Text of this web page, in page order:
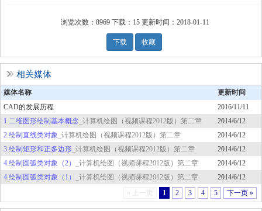
浏览次数： 8969下载： 15更新时间： 2018-01-11
下载 收藏
相关媒体
媒体名称
更新时间
CAD的发展历程
2016/11/11
1.二维图形绘制基本概念 _计算机绘图（视频课程2012版）第二章
2014/6/12
2.绘制直线类对象 _计算机绘图（视频课程2012版）第二章
2014/6/12
3.绘制矩形和正多边形 _计算机绘图（视频课程2012版）第二章
2014/6/12
4.绘制圆弧类对象（2）
_计算机绘图（视频课程2012版）第二章
2014/6/12
4.绘制圆弧类对象（1）
_计算机绘图（视频课程2012版）第二章
2014/6/12
« 上一页
1 2 3 4 5 下一页 »